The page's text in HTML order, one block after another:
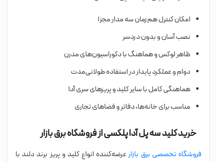
امکان کنترل هم‌زمان سه مدار مجزا
نصب آسان و بدون دردسر
ظاهر لوکس و هماهنگ با دکوراسیون‌های مدرن
دوام و عملکرد پایدار در استفاده طولانی‌مدت
هماهنگی کامل با سایر کلید و پریزهای سری آدا
مناسب برای خانه‌ها، دفاتر و فضاهای تجاری
خرید کلید سه پل آدا پلکسی از فروشگاه برق بازار
فروشگاه تخصصی برق بازارعرضه‌کننده انواع کلید و پریز برند دلند با